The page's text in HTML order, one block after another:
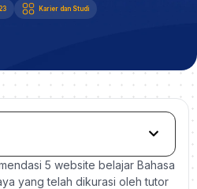
Karier dan Studi
5 website belajar Bahasa
yang telah dikurasi oleh tutor